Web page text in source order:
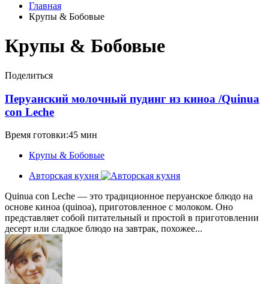
Главная
Крупы & Бобовые
Крупы & Бобовые
Поделиться
Перуанский молочный пудинг из киноа /Quinua
con Leche
Время готовки:45 мин
Крупы & Бобовые
Авторская кухня
Quinua con Leche — это традиционное перуанское блюдо на
основе киноа (quinoa), приготовленное с молоком. Оно
представляет собой питательный и простой в приготовлении
десерт или сладкое блюдо на завтрак, похожее...